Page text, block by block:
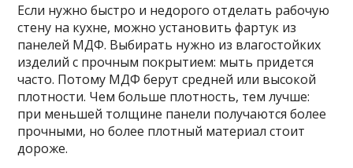
Если нужно быстро и недорого отделать рабочую
стену на кухне, можно установить фартук из
панелей МДФ. Выбирать нужно из влагостойких
изделий с прочным покрытием: мыть придется
часто. Потому МДФ берут средней или высокой
плотности. Чем больше плотность, тем лучше:
при меньшей толщине панели получаются более
прочными, но более плотный материал стоит
дороже.